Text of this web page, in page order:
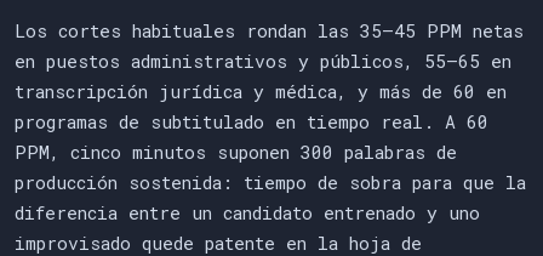
Los cortes habituales rondan las 35–45 PPM netas
en puestos administrativos y públicos, 55–65 en
transcripción jurídica y médica, y más de 60 en
programas de subtitulado en tiempo real. A 60
PPM, cinco minutos suponen 300 palabras de
producción sostenida: tiempo de sobra para que la
diferencia entre un candidato entrenado y uno
improvisado quede patente en la hoja de